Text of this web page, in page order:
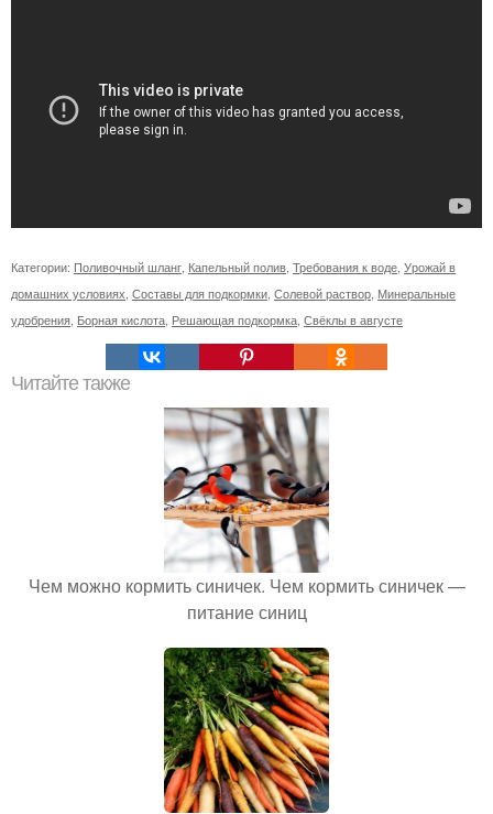
Категории: Поливочный шланг Капельный полив Требования к воде Урожай в
домашних условиях Составы для подкормки Солевой раствор Минеральные
удобрения Борная кислота Решающая подкормка Свёклы в августе
Читайте также
Чем можно кормить синичек. Чем кормить синичек —
питание синиц